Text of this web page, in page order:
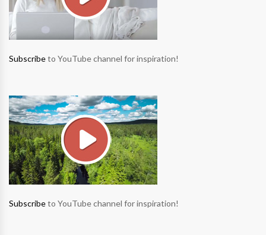
Subscribeto YouTube channel for inspiration!
Subscribeto YouTube channel for inspiration!